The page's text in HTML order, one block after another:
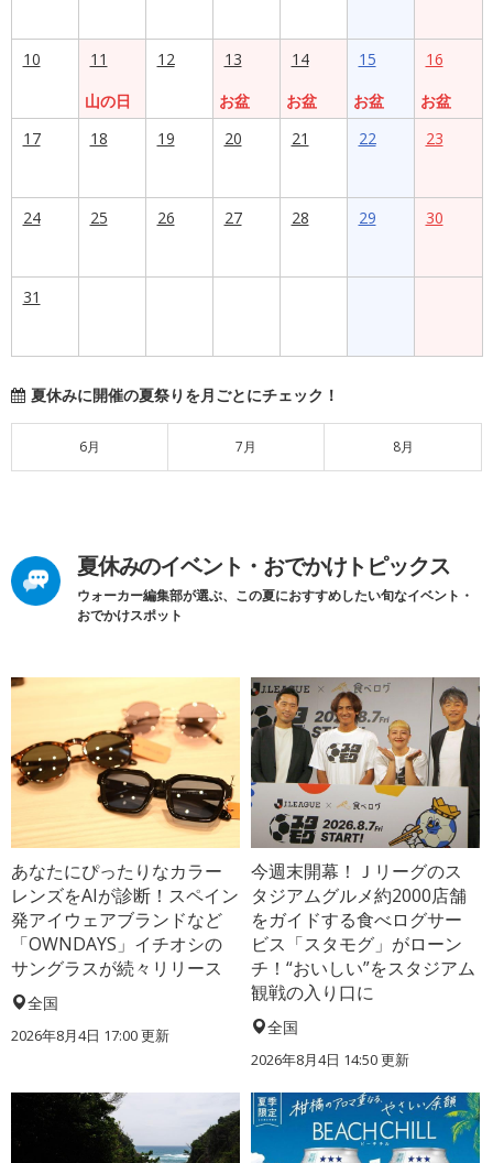
10
11
山の日
12
13
お盆
14
お盆
15
お盆
16
お盆
17
18 19 20 21 22 23
24 25 26 27 28 29 30
31
夏休みに開催の夏祭りを月ごとにチェック！
6月 7月 8月
夏休みのイベント・おでかけトピックス
ウォーカー編集部が選ぶ、この夏におすすめしたい旬なイベント・
おでかけスポット
あなたにぴったりなカラー
レンズをAIが診断！スペイン
発アイウェアブランドなど
「OWNDAYS」イチオシの
サングラスが続々リリース
全国
2026年8月4日 17:00更新
今週末開幕！Ｊリーグのス
タジアムグルメ約2000店舗
をガイドする食べログサー
ビス「スタモグ」がローン
チ！“おいしい”をスタジアム
観戦の入り口に
全国
2026年8月4日 14:50更新